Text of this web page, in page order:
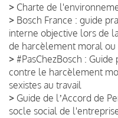
> Charte de
> Bosch France : guide
interne objective lors de
de harcèlement moral ou
> #PasChezBosch :
contre le harcèlement
sexistes au travail
> Guide de lʼAccord de
socle social de